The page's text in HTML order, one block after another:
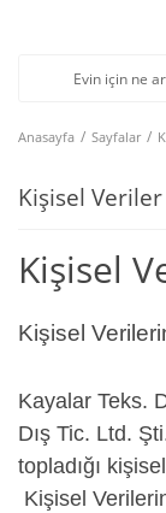
Anasayfa Sayfalar
Kişisel Veriler
Kişisel
Kişisel
Kayalar Teks.
Dış Tic. Ltd.
topladığı
Kişisel